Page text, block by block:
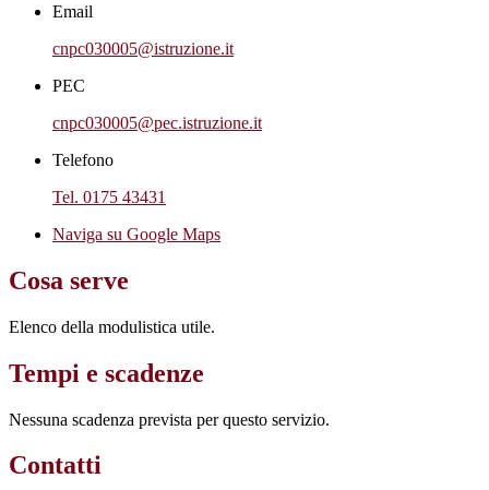
Email
cnpc030005@istruzione.it
PEC
cnpc030005@pec.istruzione.it
Telefono
Tel. 0175 43431
Naviga su Google Maps
Cosa serve
Elenco della modulistica utile.
Tempi e scadenze
Nessuna scadenza prevista per questo servizio.
Contatti